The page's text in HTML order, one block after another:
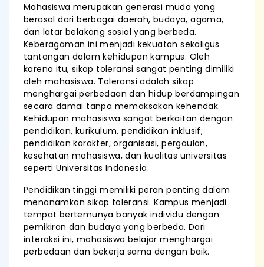
Mahasiswa merupakan generasi muda yang
berasal dari berbagai daerah, budaya, agama,
dan latar belakang sosial yang berbeda.
Keberagaman ini menjadi kekuatan sekaligus
tantangan dalam kehidupan kampus. Oleh
karena itu, sikap toleransi sangat penting dimiliki
oleh mahasiswa. Toleransi adalah sikap
menghargai perbedaan dan hidup berdampingan
secara damai tanpa memaksakan kehendak.
Kehidupan mahasiswa sangat berkaitan dengan
pendidikan, kurikulum, pendidikan inklusif,
pendidikan karakter, organisasi, pergaulan,
kesehatan mahasiswa, dan kualitas universitas
seperti Universitas Indonesia.
Pendidikan tinggi memiliki peran penting dalam
menanamkan sikap toleransi. Kampus menjadi
tempat bertemunya banyak individu dengan
pemikiran dan budaya yang berbeda. Dari
interaksi ini, mahasiswa belajar menghargai
perbedaan dan bekerja sama dengan baik.